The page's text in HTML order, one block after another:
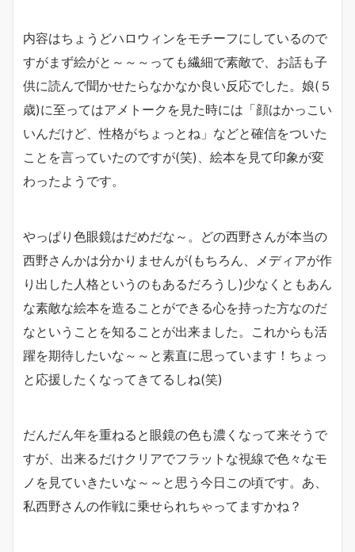
内容はちょうどハロウィンをモチーフにしているので
すがまず絵がと～～～っても繊細で素敵で、お話も子
供に読んで聞かせたらなかなか良い反応でした。娘(５
歳)に至ってはアメトークを見た時には「顔はかっこい
いんだけど、性格がちょっとね」などと確信をついた
ことを言っていたのですが(笑)、絵本を見て印象が変
わったようです。
やっぱり色眼鏡はだめだな～。どの西野さんが本当の
西野さんかは分かりませんが(もちろん、メディアが作
り出した人格というのもあるだろうし)少なくともあん
な素敵な絵本を造ることができる心を持った方なのだ
なということを知ることが出来ました。これからも活
躍を期待したいな～～と素直に思っています！ちょっ
と応援したくなってきてるしね(笑)
だんだん年を重ねると眼鏡の色も濃くなって来そうで
すが、出来るだけクリアでフラットな視線で色々なモ
ノを見ていきたいな～～と思う今日この頃です。あ、
私西野さんの作戦に乗せられちゃってますかね？